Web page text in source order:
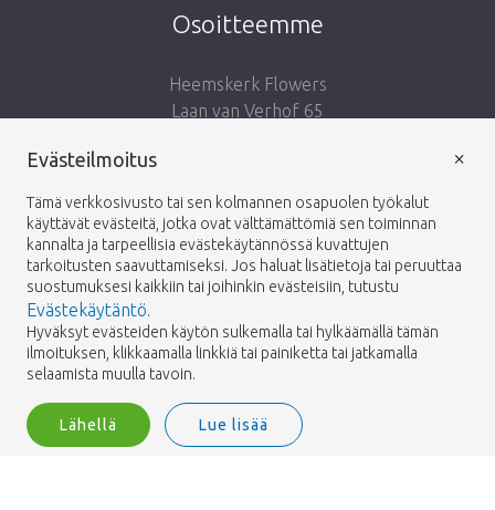
Osoitteemme
Heemskerk Flowers
Laan van Verhof 65
Netherlands
Seuraa meitä:
© 2026 -Heemskerk Flowers
Heemskerk Flowers is a trading name of BGH A.Heemskerk AZN b.v.
Evästeilmoitus
Tämä verkkosivusto tai sen kolmannen osapuolen työkalut
käyttävät evästeitä, jotka ovat välttämättömiä sen toiminnan
kannalta ja tarpeellisia evästekäytännössä kuvattujen
tarkoitusten saavuttamiseksi. Jos haluat lisätietoja tai peruuttaa
suostumuksesi kaikkiin tai joihinkin evästeisiin, tutustu
Evästekäytäntö.
Hyväksyt evästeiden käytön sulkemalla tai hylkäämällä tämän
ilmoituksen, klikkaamalla linkkiä tai painiketta tai jatkamalla
selaamista muulla tavoin.
Lähellä Lue lisää
×